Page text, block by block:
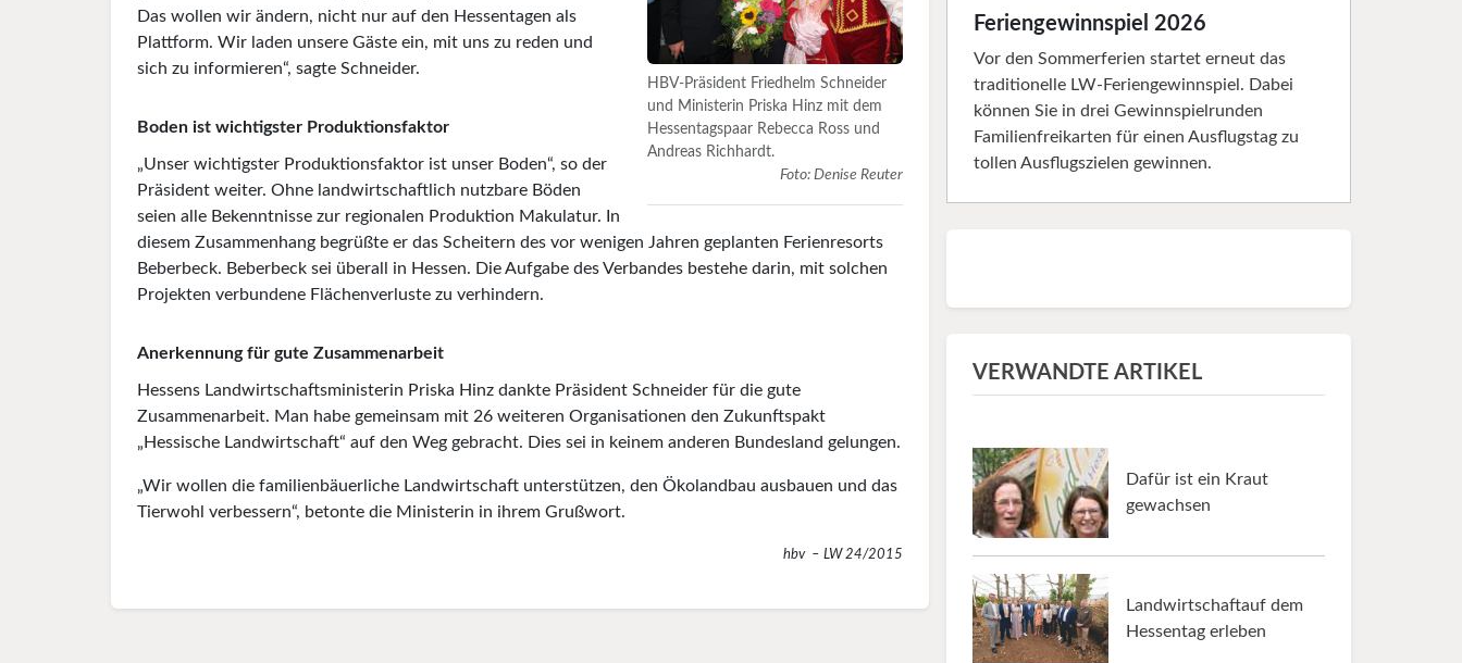
HBV-Präsident Friedhelm Schneider
und Ministerin Priska Hinz mit dem
Hessentagspaar Rebecca Ross und
Andreas Richhardt.
Foto: Denise Reuter
Das wollen wir ändern, nicht nur auf den Hessentagen als
Plattform. Wir laden unsere Gäste ein, mit uns zu reden und
sich zu informieren“, sagte Schneider.
Boden ist wichtigster Produktionsfaktor
„Unser wichtigster Produktionsfaktor ist unser Boden“, so der
Präsident weiter. Ohne landwirtschaftlich nutzbare Böden
seien alle Bekenntnisse zur regionalen Produktion Makulatur. In
diesem Zusammenhang begrüßte er das Scheitern des vor wenigen Jahren geplanten Ferienresorts
Beberbeck. Beberbeck sei überall in Hessen. Die Aufgabe des Verbandes bestehe darin, mit solchen
Projekten verbundene Flächenverluste zu verhindern.
Anerkennung für gute Zusammenarbeit
Hessens Landwirtschaftsministerin Priska Hinz dankte Präsident Schneider für die gute
Zusammenarbeit. Man habe gemeinsam mit 26 weiteren Organisationen den Zukunftspakt
„Hessische Landwirtschaft“ auf den Weg gebracht. Dies sei in keinem anderen Bundesland gelungen.
„Wir wollen die familienbäuerliche Landwirtschaft unterstützen, den Ökolandbau ausbauen und das
Tierwohl verbessern“, betonte die Ministerin in ihrem Grußwort.
hbv – LW 24/2015
Feriengewinnspiel 2026
Vor den Sommerferien startet erneut das
traditionelle LW-Feriengewinnspiel. Dabei
können Sie in drei Gewinnspielrunden
Familienfreikarten für einen Ausflugstag zu
tollen Ausflugszielen gewinnen.
VERWANDTE ARTIKEL
Dafür ist ein Kraut
gewachsen
Landwirtschaftauf dem
Hessentag erleben